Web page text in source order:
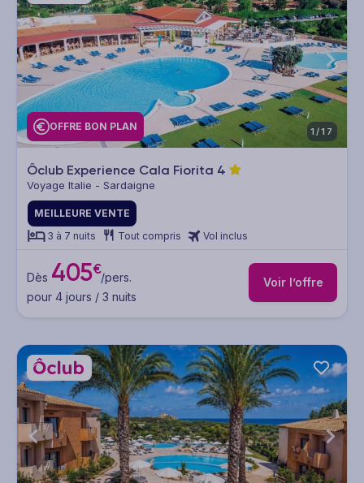
OFFRE BON PLAN 1/17
Ôclub Experience Cala Fiorita 4
Voyage Italie - Sardaigne
MEILLEURE VENTE
3 à 7 nuits
Tout compris Vol inclus
Dès 405€/pers.
pour 4 jours / 3 nuits
Voir l’offre